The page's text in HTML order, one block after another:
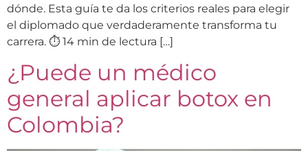
dónde. Esta guía te da los criterios reales para elegir
el diplomado que verdaderamente transforma tu
carrera. ⏱️ 14 min de lectura […]
¿Puede un médico
general aplicar botox en
Colombia?